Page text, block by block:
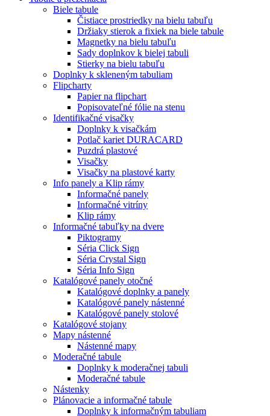
Biele tabule
Čistiace prostriedky na bielu tabuľu
Držiaky stierok a fixiek na biele tabule
Magnetky na bielu tabuľu
Sady doplnkov k bielej tabuli
Stierky na bielu tabuľu
Doplnky k skleneným tabuliam
Flipcharty
Papier na flipchart
Popisovateľné fólie na stenu
Identifikačné visačky
Doplnky k visačkám
Potlač kariet DURACARD
Puzdrá plastové
Visačky
Visačky na plastové karty
Info panely a Klip rámy
Informačné panely
Informačné vitríny
Klip rámy
Informačné tabuľky na dvere
Piktogramy
Séria Click Sign
Séria Crystal Sign
Séria Info Sign
Katalógové panely otočné
Katalógové doplnky a panely
Katalógové panely nástenné
Katalógové panely stolové
Katalógové stojany
Mapy nástenné
Nástenné mapy
Moderačné tabule
Doplnky k moderačnej tabuli
Moderačné tabule
Nástenky
Plánovacie a informačné tabule
Doplnky k informačným tabuliam